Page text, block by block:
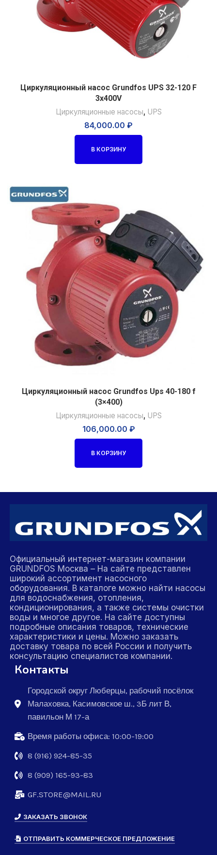
Циркуляционный насос Grundfos UPS 32-120 F
3x400V
Циркуляционные насосы, UPS
84,000.00 ₽
В КОРЗИНУ
Циркуляционный насос Grundfos Ups 40-180 f
(3×400)
Циркуляционные насосы, UPS
106,000.00 ₽
В КОРЗИНУ
Официальный интернет-магазин компании
GRUNDFOS Москва – На сайте представлен
широкий ассортимент насосного
оборудования. В каталоге можно найти насосы
для водоснабжения, отопления,
кондиционирования, а также системы очистки
воды и многое другое. На сайте доступны
подробные описания товаров, технические
характеристики и цены. Можно заказать
доставку товара по всей России и получить
консультацию специалистов компании.
Контакты
Городской округ Люберцы, рабочий посёлок
Малаховка, Касимовское ш., 3Б лит В,
павильон М 17-а
Время работы офиса: 10:00-19:00
8 (916) 924-85-35
8 (909) 165-93-83
GF.STORE@MAIL.RU
ЗАКАЗАТЬ ЗВОНОК
ОТПРАВИТЬ КОММЕРЧЕСКОЕ ПРЕДЛОЖЕНИЕ